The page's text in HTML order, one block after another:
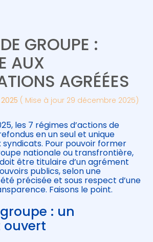
entreprise
humaines
GROUPE :
AUX
AGRÉÉES
2025 ( Mise à jour 29 décembre 2025)
les 7 régimes d’actions de
en un seul et unique
syndicats. Pour pouvoir former
nationale ou transfrontière,
être titulaire d’un agrément
publics, selon une
précisée et sous respect d’une
Faisons le point.
: un